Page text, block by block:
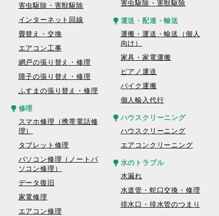
害虫駆除・害獣駆除
インターネット回線
畳替え・交換
エアコン工事
網戸の張り替え・修理
障子の張り替え・修理
ふすまの張り替え・修理
修理
スマホ修理（携帯電話修
理）
タブレット修理
パソコン修理（ノートパ
ソコン修理）
データ復旧
家電修理
エアコン修理
害虫駆除・害獣駆除
運送・配達・輸送
運搬・運送・輸送（個人
向け）
家具・家電運搬
ピアノ運送
バイク運搬
個人輸入代行
ハウスクリーニング
ハウスクリーニング
エアコンクリーニング
水のトラブル
水漏れ
水道管・蛇口交換・修理
排水口・排水管のつまり